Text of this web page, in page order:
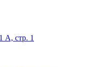
А, стр. 1